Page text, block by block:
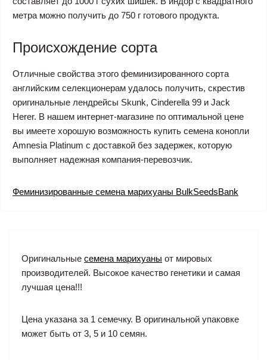
метра можно получить до 750 г готового продукта.
Происхождение сорта
Отличные свойства этого феминизированного сорта
английским селекционерам удалось получить, скрестив
оригинальные лендрейсы Skunk, Cinderella 99 и Jack
Herer. В нашем интернет-магазине по оптимальной цене
вы имеете хорошую возможность купить семена конопли
Amnesia Platinum с доставкой без задержек, которую
выполняет надежная компания-перевозчик.
Феминизированные семена марихуаны BulkSeedsBank
Оригинальные семена марихуаны от мировых
производителей. Высокое качество генетики и самая
лучшая цена!!!
Цена указана за 1 семечку. В оригинальной упаковке
может быть от 3, 5 и 10 семян.